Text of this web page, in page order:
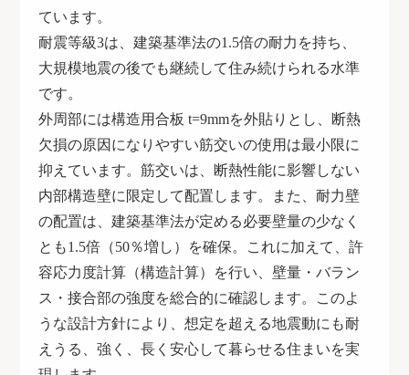
ています。
耐震等級3は、建築基準法の1.5倍の耐力を持ち、
大規模地震の後でも継続して住み続けられる水準
です。
外周部には構造用合板 t=9mmを外貼りとし、断熱
欠損の原因になりやすい筋交いの使用は最小限に
抑えています。筋交いは、断熱性能に影響しない
内部構造壁に限定して配置します。また、耐力壁
の配置は、建築基準法が定める必要壁量の少なく
とも1.5倍（50％増し）を確保。これに加えて、許
容応力度計算（構造計算）を行い、壁量・バラン
ス・接合部の強度を総合的に確認します。このよ
うな設計方針により、想定を超える地震動にも耐
えうる、強く、長く安心して暮らせる住まいを実